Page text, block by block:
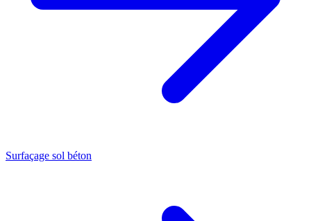
Surfaçage sol béton